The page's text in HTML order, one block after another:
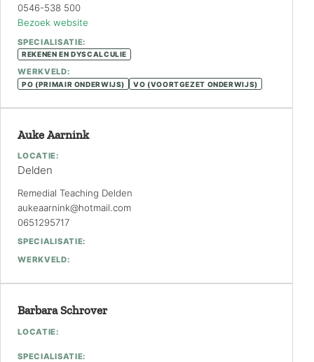
0546-538 500
Bezoek website
SPECIALISATIE:
REKENEN EN DYSCALCULIE
WERKVELD:
PO (PRIMAIR ONDERWIJS) VO (VOORTGEZET ONDERWIJS)
Auke Aarnink
LOCATIE:
Delden
Remedial Teaching Delden
aukeaarnink@hotmail.com
0651295717
SPECIALISATIE:
WERKVELD:
Barbara Schrover
LOCATIE:
SPECIALISATIE: